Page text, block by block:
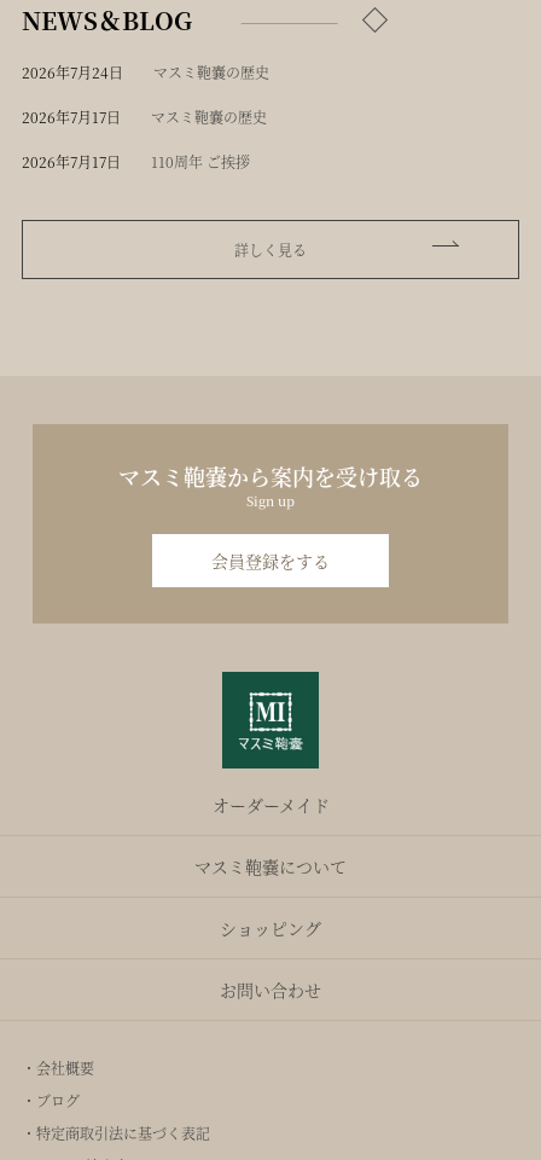
NEWS＆BLOG
2026年7月24日 マスミ鞄嚢の歴史
2026年7月17日 マスミ鞄嚢の歴史
2026年7月17日 110周年 ご挨拶
詳しく見る
マスミ鞄嚢から案内を受け取る
Sign up
会員登録をする
オーダーメイド
マスミ鞄嚢について
ショッピング
お問い合わせ
・会社概要
・ブログ
・特定商取引法に基づく表記